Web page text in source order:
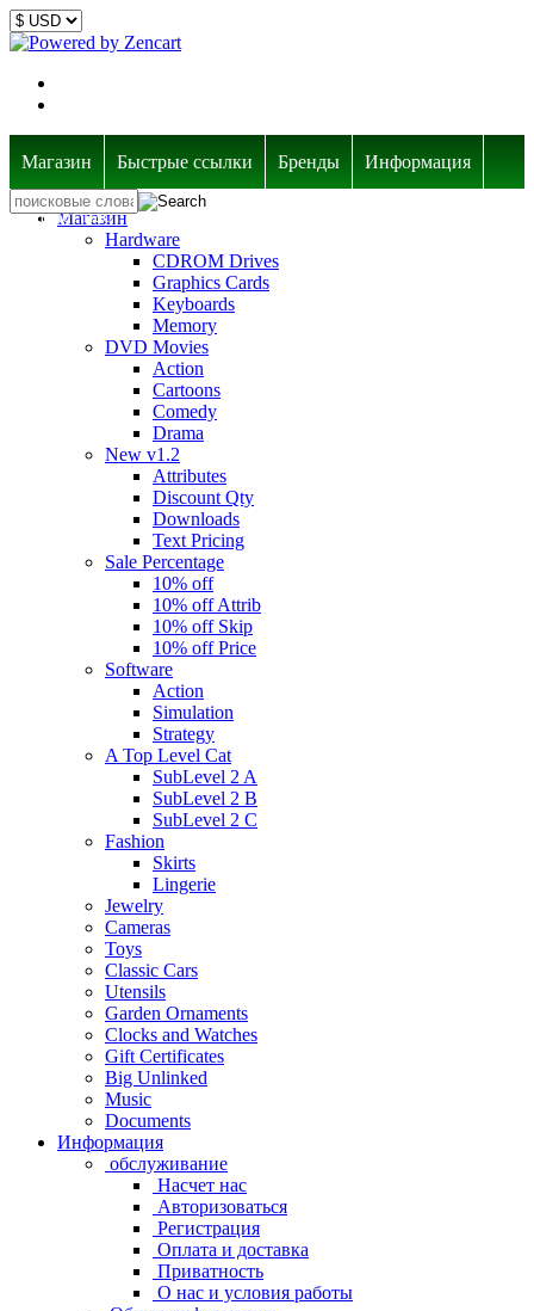
Магазин Быстрые ссылки Бренды Информация
Насчет нас
Магазин
Hardware
CDROM Drives
Graphics Cards
Keyboards
Memory
DVD Movies
Action
Cartoons
Comedy
Drama
New v1.2
Attributes
Discount Qty
Downloads
Text Pricing
Sale Percentage
10% off
10% off Attrib
10% off Skip
10% off Price
Software
Action
Simulation
Strategy
A Top Level Cat
SubLevel 2 A
SubLevel 2 B
SubLevel 2 C
Fashion
Skirts
Lingerie
Jewelry
Cameras
Toys
Classic Cars
Utensils
Garden Ornaments
Clocks and Watches
Gift Certificates
Big Unlinked
Music
Documents
Информация
обслуживание
Насчет нас
Авторизоваться
Регистрация
Оплата и доставка
Приватность
О нас и условия работы